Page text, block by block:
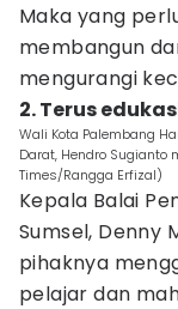
Maka yang
membangun
mengurangi
2. Terus
Wali Kota Palembang
Darat, Hendro Sugianto
Times/Rangga Erfizal)
Kepala Balai
Sumsel, Denny
pihaknya
pelajar dan